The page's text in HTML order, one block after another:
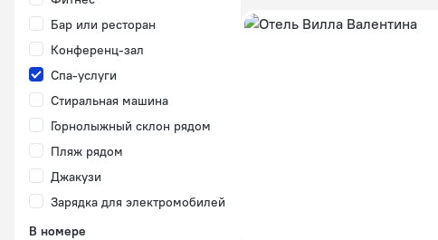
Бар или ресторан
Конференц-зал
Спа-услуги
Стиральная машина
Горнолыжный склон рядом
Пляж рядом
Джакузи
Зарядка для электромобилей
В номере